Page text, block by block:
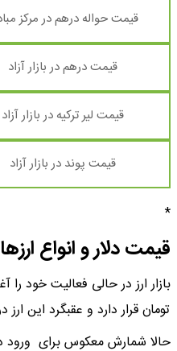
قیمت حواله درهم در مرکز
قیمت درهم در بازار آزاد
قیمت لیر ترکیه در بازار آزاد
قیمت پوند در بازار آزاد
*
قیمت دلار و انواع
تومان قرار دارد و عقبگرد این ارز
حالا شمارش معکوس برای ورود